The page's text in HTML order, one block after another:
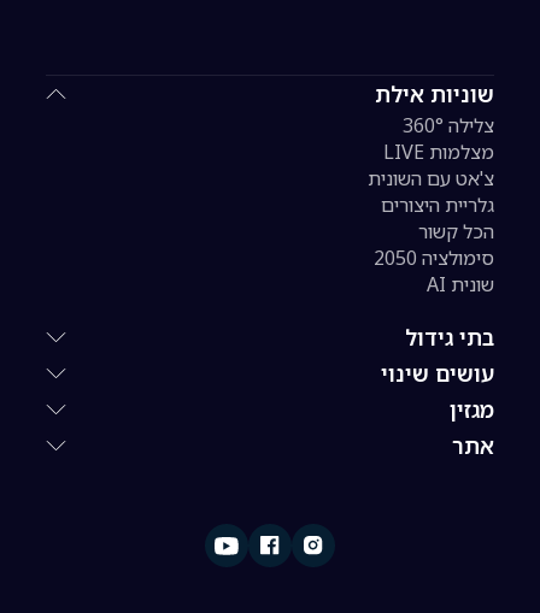
שוניות אילת
צלילה 360°
מצלמות LIVE
צ'אט עם השונית
גלריית היצורים
הכל קשור
סימולציה 2050
שונית AI
בתי גידול
עושים שינוי
מגזין
אתר